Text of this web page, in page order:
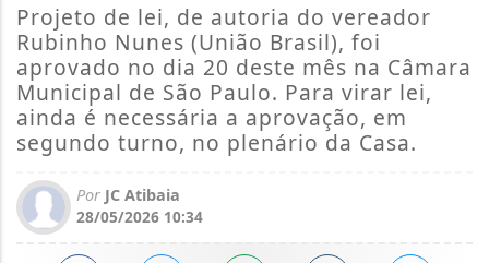
Projeto de lei, de autoria do vereador
Rubinho Nunes (União Brasil), foi
aprovado no dia 20 deste mês na Câmara
Municipal de São Paulo. Para virar lei,
ainda é necessária a aprovação, em
segundo turno, no plenário da Casa.
Por JC Atibaia
28/05/2026 10:34